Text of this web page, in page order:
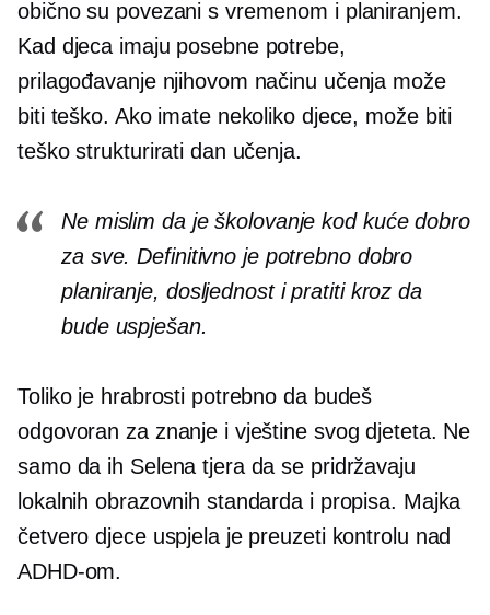
obično su povezani s vremenom i planiranjem.
Kad djeca imaju posebne potrebe,
prilagođavanje njihovom načinu učenja može
biti teško. Ako imate nekoliko djece, može biti
teško strukturirati dan učenja.
Ne mislim da je školovanje kod kuće dobro
za sve. Definitivno je potrebno dobro
planiranje, dosljednost ipratiti kroz da
bude uspješan.
Toliko je hrabrosti potrebno da budeš
odgovoran za znanje i vještine svog djeteta. Ne
samo da ih Selena tjera da se pridržavaju
lokalnih obrazovnih standarda i propisa. Majka
četvero djece uspjela je preuzeti kontrolu nad
ADHD-om.